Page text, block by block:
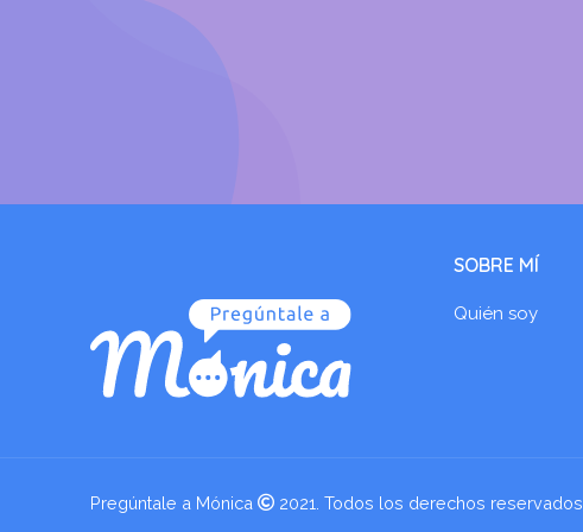
SOBRE MÍ
Quién soy
Pregúntale a Mónica 2021. Todos los derechos reservados.